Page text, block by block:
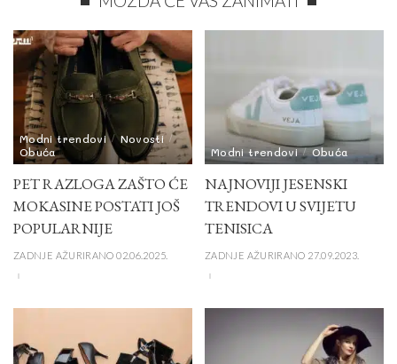
Modni trendovi
Novosti
Obuća
PET RAZLOGA ZAŠTO ĆE
MOKASINE POSTATI JOŠ
POPULARNIJE
ZADNJE AŽURIRANO 02.06.2025.
Modni trendovi Obuća
NAJNOVIJI JESENSKI
TRENDOVI U SVIJETU
TENISICA
ZADNJE AŽURIRANO 27.09.2023.